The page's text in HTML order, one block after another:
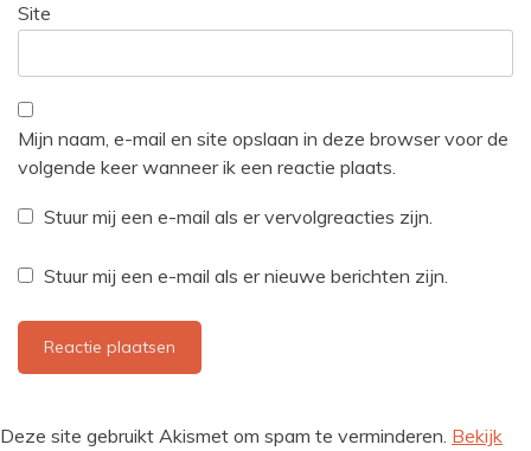
Site
Mijn naam, e-mail en site opslaan in deze browser voor de
volgende keer wanneer ik een reactie plaats.
Stuur mij een e-mail als er vervolgreacties zijn.
Stuur mij een e-mail als er nieuwe berichten zijn.
Deze site gebruikt Akismet om spam te verminderen. Bekijk